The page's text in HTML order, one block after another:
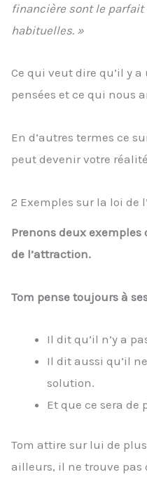
financière sont le
habituelles. »
Ce qui veut dire qu’il y
pensées et ce qui nous
En d’autres termes ce
peut devenir votre
2 Exemples sur la loi de
Prenons deux
de l’attraction.
Tom pense toujours à
Il dit qu’il n’y a
Il dit aussi qu’il
solution.
Et que ce sera de
Tom attire sur lui de
ailleurs, il ne trouve pas